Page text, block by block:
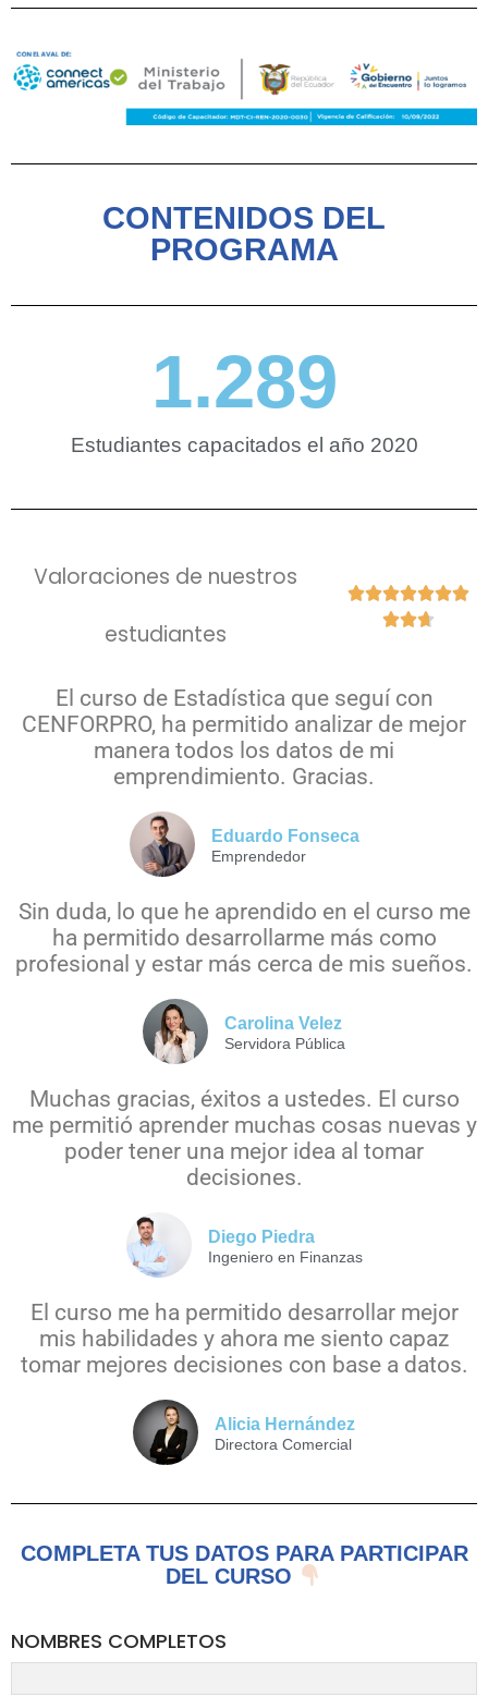
CONTENIDOS DEL
PROGRAMA
Estudiantes capacitados el año 2020
1.289
Valoraciones de nuestros
estudiantes


El curso de Estadística que seguí con
CENFORPRO, ha permitido analizar de mejor
manera todos los datos de mi
emprendimiento. Gracias.
Eduardo Fonseca
Emprendedor
Sin duda, lo que he aprendido en el curso me
ha permitido desarrollarme más como
profesional y estar más cerca de mis sueños.
Carolina Velez
Servidora Pública
Muchas gracias, éxitos a ustedes. El curso
me permitió aprender muchas cosas nuevas y
poder tener una mejor idea al tomar
decisiones.
Diego Piedra
Ingeniero en Finanzas
El curso me ha permitido desarrollar mejor
mis habilidades y ahora me siento capaz
tomar mejores decisiones con base a datos.
Alicia Hernández
Directora Comercial
COMPLETA TUS DATOS PARA PARTICIPAR
DEL CURSO
NOMBRES COMPLETOS